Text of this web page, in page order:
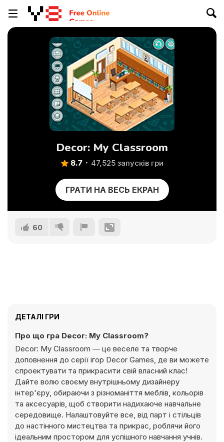
Decor: My Classroom
8.7 47,525 запусків гри
ГРАТИ НА ВЕСЬ ЕКРАН
60
ДЕТАЛІ ГРИ
Про що гра Decor: My Classroom?
Decor: My Classroom — це веселе та творче
доповнення до серії ігор Decor Games, де ви можете
спроектувати та прикрасити свій власний клас!
Дайте волю своєму внутрішньому дизайнеру
інтер'єру, обираючи з різноманіття меблів, кольорів
та аксесуарів, щоб створити надихаюче навчальне
середовище. Налаштовуйте все, від парт і стільців
до настінного мистецтва та прикрас, роблячи його
ідеальним простором для успішного навчання учнів.